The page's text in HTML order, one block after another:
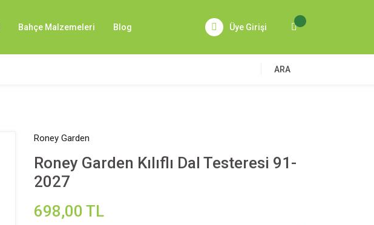
Bahçe Malzemeleri Blog Üye Girişi
ARA
Roney Garden
Roney Garden Kılıflı Dal Testeresi 91-
2027
698,00 TL